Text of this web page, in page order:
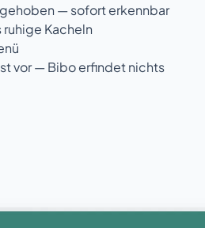
— sofort erkennbar
Kacheln
vor — Bibo erfindet nichts